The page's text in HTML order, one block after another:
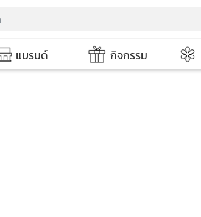
แบรนด์ กิจกรรม